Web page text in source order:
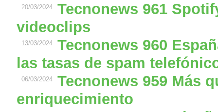
20/03/2024
Tecnonews 961
videoclips
13/03/2024
Tecnonews 960
las tasas de spam
06/03/2024
Tecnonews 959 Más
enriquecimiento